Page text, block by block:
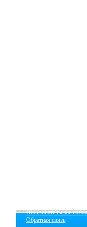
Пользовательское
Обратная связь